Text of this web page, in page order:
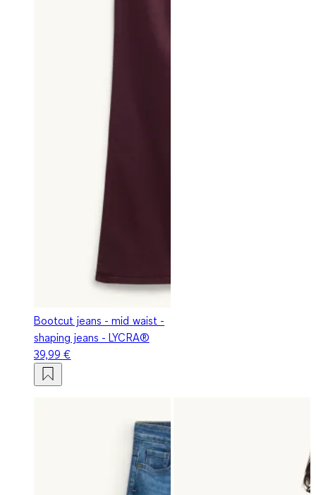
Bootcut jeans - mid waist -
shaping jeans - LYCRA®
39,99 €